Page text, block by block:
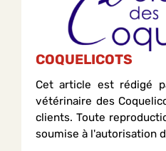
COQUELICOTS
Cet article est rédigé
vétérinaire des
clients. Toute
soumise à l'autorisation